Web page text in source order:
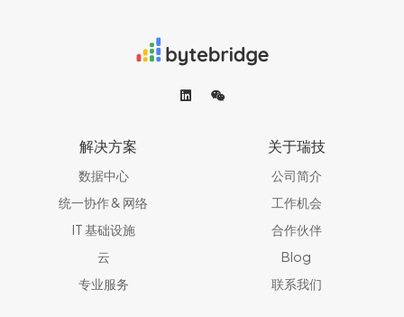
解决方案
数据中心
统一协作 & 网络​
IT 基础设施
云
专业服务
关于瑞技
公司简介
工作机会
合作伙伴
Blog
联系我们